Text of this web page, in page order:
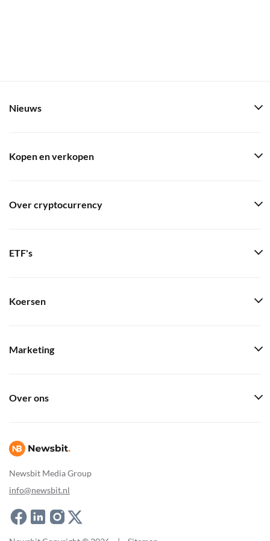
Newsbit Media Group
info@newsbit.nl
Nieuws
Kopen en verkopen
Over cryptocurrency
ETF's
Koersen
Marketing
Over ons